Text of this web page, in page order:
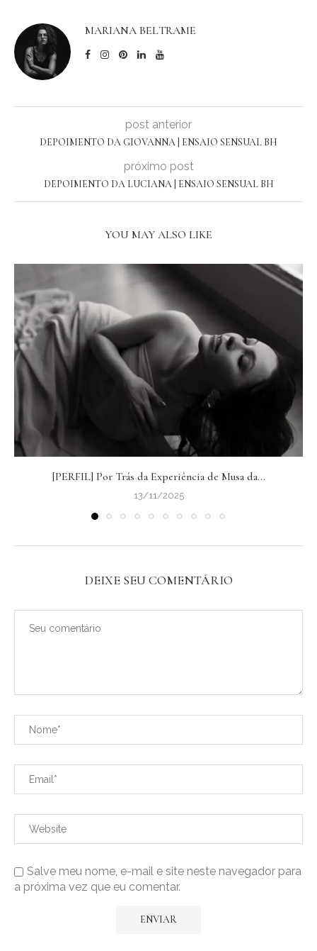
MARIANA BELTRAME
post anterior
DEPOIMENTO DA GIOVANNA | ENSAIO SENSUAL BH
próximo post
DEPOIMENTO DA LUCIANA | ENSAIO SENSUAL BH
YOU MAY ALSO LIKE
[PERFIL] Por Trás da Experiência de Musa da...
13/11/2025
DEIXE SEU COMENTÁRIO
Salve meu nome, e-mail e site neste navegador para
a próxima vez que eu comentar.